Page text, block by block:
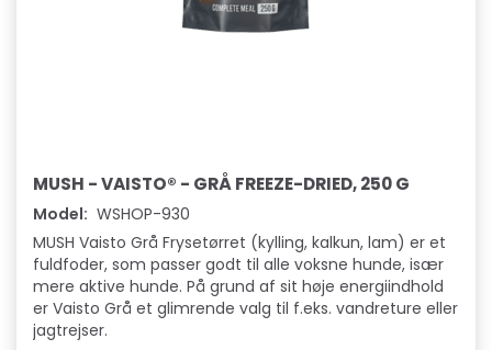
MUSH - VAISTO® - GRÅ FREEZE-DRIED, 250 G
Model: WSHOP-930
MUSH Vaisto Grå Frysetørret (kylling, kalkun, lam) er et
fuldfoder, som passer godt til alle voksne hunde, især
mere aktive hunde. På grund af sit høje energiindhold
er Vaisto Grå et glimrende valg til f.eks. vandreture eller
jagtrejser.